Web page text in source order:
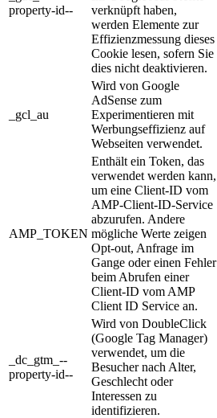
property-id--
verknüpft haben,
werden Elemente zur
Effizienzmessung dieses
Cookie lesen, sofern Sie
dies nicht deaktivieren.
_gcl_au
Wird von Google
AdSense zum
Experimentieren mit
Werbungseffizienz auf
Webseiten verwendet.
AMP_TOKEN
Enthält ein Token, das
verwendet werden kann,
um eine Client-ID vom
AMP-Client-ID-Service
abzurufen. Andere
mögliche Werte zeigen
Opt-out, Anfrage im
Gange oder einen Fehler
beim Abrufen einer
Client-ID vom AMP
Client ID Service an.
_dc_gtm_--
property-id--
Wird von DoubleClick
(Google Tag Manager)
verwendet, um die
Besucher nach Alter,
Geschlecht oder
Interessen zu
identifizieren.